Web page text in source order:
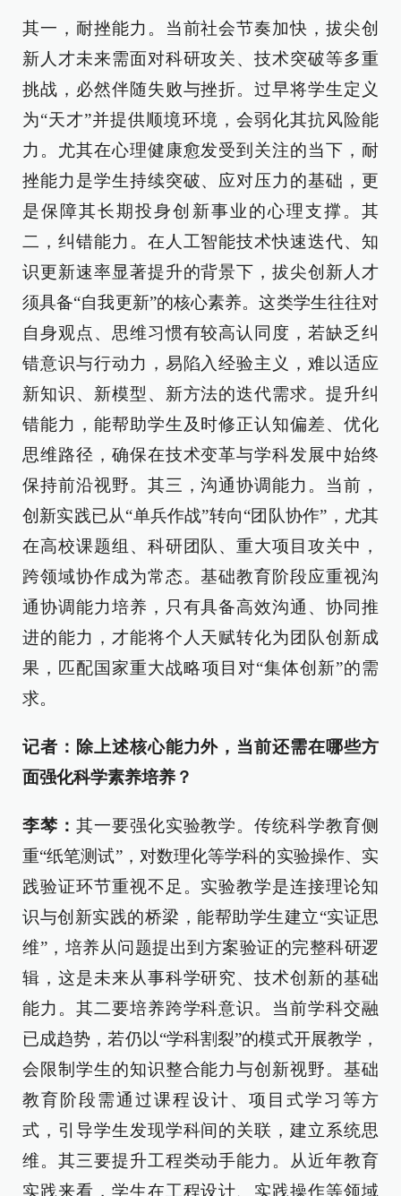
其一，耐挫能力。当前社会节奏加快，拔尖创
新人才未来需面对科研攻关、技术突破等多重
挑战，必然伴随失败与挫折。过早将学生定义
为“天才”并提供顺境环境，会弱化其抗风险能
力。尤其在心理健康愈发受到关注的当下，耐
挫能力是学生持续突破、应对压力的基础，更
是保障其长期投身创新事业的心理支撑。其
二，纠错能力。在人工智能技术快速迭代、知
识更新速率显著提升的背景下，拔尖创新人才
须具备“自我更新”的核心素养。这类学生往往对
自身观点、思维习惯有较高认同度，若缺乏纠
错意识与行动力，易陷入经验主义，难以适应
新知识、新模型、新方法的迭代需求。提升纠
错能力，能帮助学生及时修正认知偏差、优化
思维路径，确保在技术变革与学科发展中始终
保持前沿视野。其三，沟通协调能力。当前，
创新实践已从“单兵作战”转向“团队协作”，尤其
在高校课题组、科研团队、重大项目攻关中，
跨领域协作成为常态。基础教育阶段应重视沟
通协调能力培养，只有具备高效沟通、协同推
进的能力，才能将个人天赋转化为团队创新成
果，匹配国家重大战略项目对“集体创新”的需
求。
记者：除上述核心能力外，当前还需在哪些方
面强化科学素养培养？
李棽： 其一要强化实验教学。传统科学教育侧
重“纸笔测试”，对数理化等学科的实验操作、实
践验证环节重视不足。实验教学是连接理论知
识与创新实践的桥梁，能帮助学生建立“实证思
维”，培养从问题提出到方案验证的完整科研逻
辑，这是未来从事科学研究、技术创新的基础
能力。其二要培养跨学科意识。当前学科交融
已成趋势，若仍以“学科割裂”的模式开展教学，
会限制学生的知识整合能力与创新视野。基础
教育阶段需通过课程设计、项目式学习等方
式，引导学生发现学科间的关联，建立系统思
维。其三要提升工程类动手能力。从近年教育
实践来看，学生在工程设计、实践操作等领域